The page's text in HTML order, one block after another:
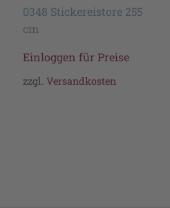
0348 Stickereistore 255
cm
Einloggen für Preise
zzgl.Versandkosten